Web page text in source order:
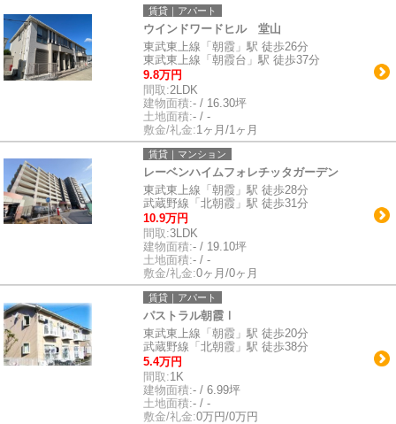
賃貸｜アパート
ウインドワードヒル 堂山
東武東上線「朝霞」駅 徒歩26分
東武東上線「朝霞台」駅 徒歩37分
9.8万円
間取:2LDK
建物面積:- / 16.30坪
土地面積:- / -
敷金/礼金:1ヶ月/1ヶ月
賃貸｜マンション
レーベンハイムフォレチッタガーデン
東武東上線「朝霞」駅 徒歩28分
武蔵野線「北朝霞」駅 徒歩31分
10.9万円
間取:3LDK
建物面積:- / 19.10坪
土地面積:- / -
敷金/礼金:0ヶ月/0ヶ月
賃貸｜アパート
パストラル朝霞Ⅰ
東武東上線「朝霞」駅 徒歩20分
武蔵野線「北朝霞」駅 徒歩38分
5.4万円
間取:1K
建物面積:- / 6.99坪
土地面積:- / -
敷金/礼金:0万円/0万円